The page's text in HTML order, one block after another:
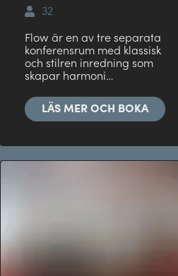
32
Flow är en av tre separata
konferensrum med klassisk
och stilren inredning som
skapar harmoni…
LÄS MER OCH BOKA